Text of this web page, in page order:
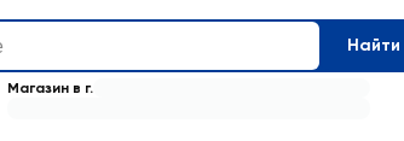
Найти
Магазин в г.